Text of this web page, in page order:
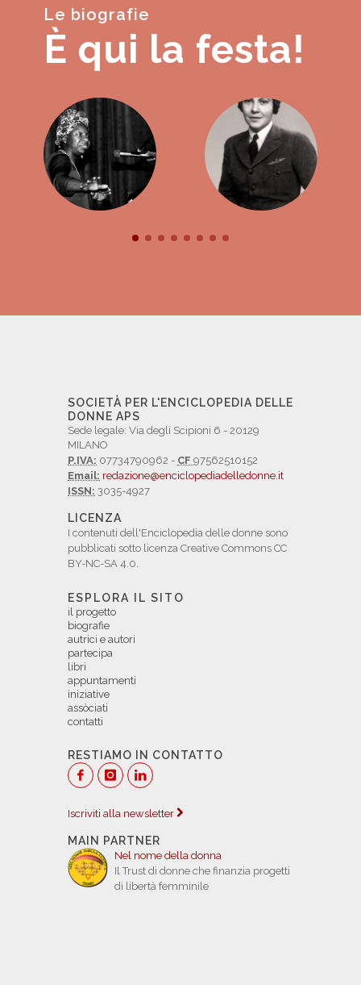
Le biografie
È qui la festa!
SOCIETÀ PER L'ENCICLOPEDIA DELLE
DONNE APS
Sede legale: Via degli Scipioni 6 - 20129
MILANO
P.IVA: 07734790962 - CF 97562510152
Email: redazione@enciclopediadelledonne.it
ISSN: 3035-4927
LICENZA
I contenuti dell'Enciclopedia delle donne sono
pubblicati sotto licenza Creative Commons CC
BY-NC-SA 4.0.
ESPLORA IL SITO
il progetto
biografie
autrici e autori
partecipa
libri
appuntamenti
iniziative
assòciati
contatti
RESTIAMO IN CONTATTO
Iscriviti alla newsletter
MAIN PARTNER
Nel nome della donna
Il Trust di donne che finanzia progetti
di libertà femminile